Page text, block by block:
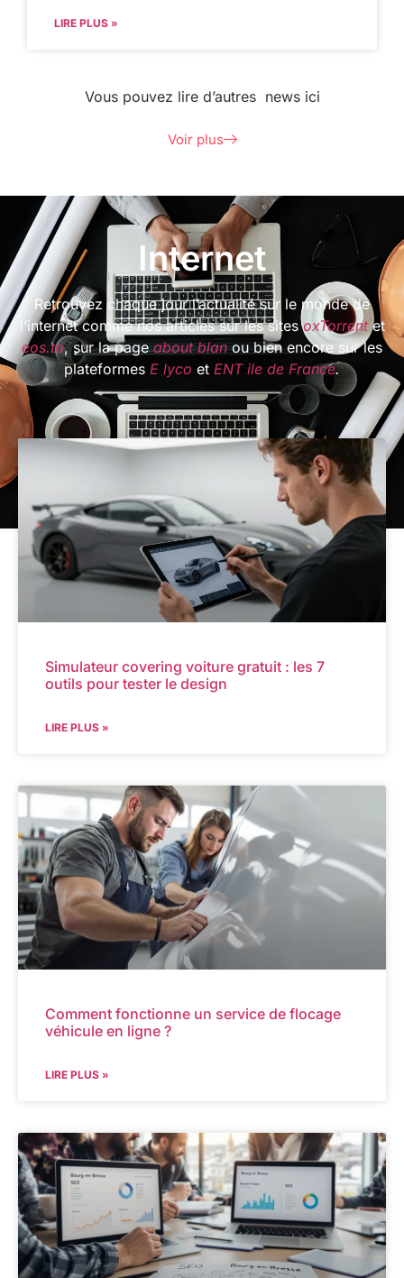
LIRE PLUS »
Vous pouvez lire d’autres news ici
Voir plus
Internet
Retrouvez chaque jour l’actualité sur le monde de
l’internet comme nos articles sur les sitesoxTorrentet
eos.to, sur la pageabout blan ou bien encore sur les
plateformes E lyco et ENT ile de France.
Simulateur covering voiture gratuit : les 7
outils pour tester le design
LIRE PLUS »
Comment fonctionne un service de flocage
véhicule en ligne ?
LIRE PLUS »